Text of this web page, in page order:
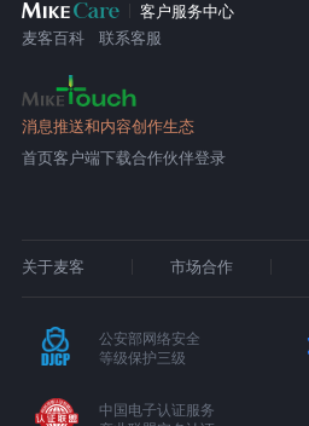
客户服务中心
麦客百科
联系客服
消息推送和内容创作生态
首页客户端下载合作伙伴登录
关于麦客 市场合作
公安部网络安全
等级保护三级
中国电子认证服务